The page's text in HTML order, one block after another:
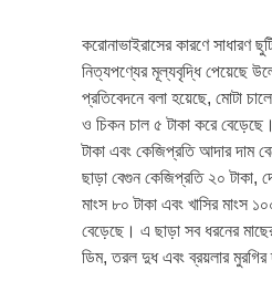
করোনাভাইরাসের কারণে সাধারণ
নিত্যপণ্যের মূল্যবৃদ্ধি পেয়েছে
প্রতিবেদনে বলা হয়েছে, মোটা
ও চিকন চাল ৫ টাকা করে
টাকা এবং কেজিপ্রতি আদার দাম
ছাড়া বেগুন কেজিপ্রতি ২০ টাকা,
মাংস ৮০ টাকা এবং খাসির মাংস
বেড়েছে। এ ছাড়া সব ধরনের
ডিম, তরল দুধ এবং ব্রয়লার মুরগির